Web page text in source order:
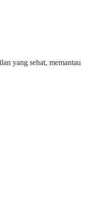
yang sehat, memantau